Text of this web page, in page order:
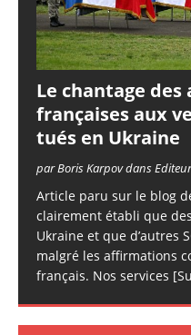
Le chantage
françaises aux
tués en Ukraine
par Boris Karpov dans
Article paru sur le blog
clairement établi que
Ukraine et que d’autres
malgré les affirmations
français. Nos services